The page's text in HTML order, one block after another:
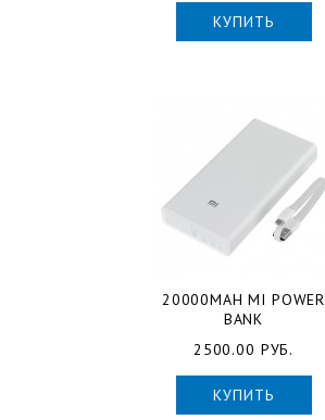
КУПИТЬ
20000MAH MI POWER
BANK
2500.00 РУБ.
КУПИТЬ